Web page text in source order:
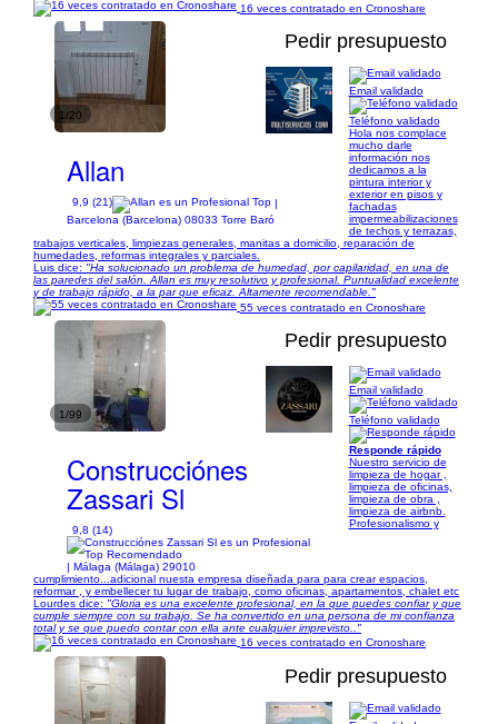
16 veces contratado en Cronoshare
1/20
Pedir presupuesto
Allan
9,9 (21)
|
Barcelona (Barcelona) 08033 Torre Baró
Email validado
Teléfono validado
Hola nos complace
mucho darle
información nos
dedicamos a la
pintura interior y
exterior en pisos y
fachadas
impermeabilizaciones
de techos y terrazas,
trabajos verticales, limpiezas generales, manitas a domicilio, reparación de
humedades, reformas integrales y parciales.
Luis dice: "Ha solucionado un problema de humedad, por capilaridad, en una de
las paredes del salón. Allan es muy resolutivo y profesional. Puntualidad excelente
y de trabajo rápido, a la par que eficaz. Altamente recomendable."
55 veces contratado en Cronoshare
1/99
Pedir presupuesto
Construcciónes
Zassari Sl
9,8 (14)
| Málaga (Málaga) 29010
Email validado
Teléfono validado
Responde rápido
Nuestro servicio de
limpieza de hogar ,
limpieza de oficinas,
limpieza de obra ,
limpieza de airbnb.
Profesionalismo y
cumplimiento...adicional nuesta empresa diseñada para para crear espacios,
reformar , y embellecer tu lugar de trabajo, como oficinas, apartamentos, chalet etc
Lourdes dice: "Gloria es una excelente profesional, en la que puedes confiar y que
cumple siempre con su trabajo. Se ha convertido en una persona de mi confianza
total y se que puedo contar con ella ante cualquier imprevisto.."
16 veces contratado en Cronoshare
Pedir presupuesto